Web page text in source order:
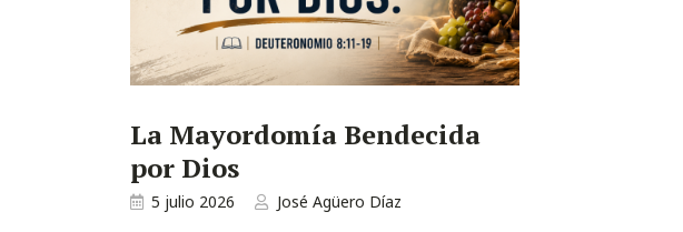
La Mayordomía Bendecida
por Dios
5 julio 2026 José Agüero Díaz